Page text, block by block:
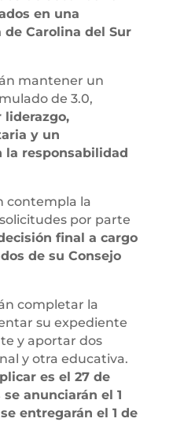
en una
Carolina del Sur
mantener un
de 3.0,
liderazgo,
y un
la responsabilidad
contempla la
por parte
final a cargo
de su Consejo
completar la
su expediente
y aportar dos
y otra educativa.
es el 27 de
anunciarán el 1
entregarán el 1 de